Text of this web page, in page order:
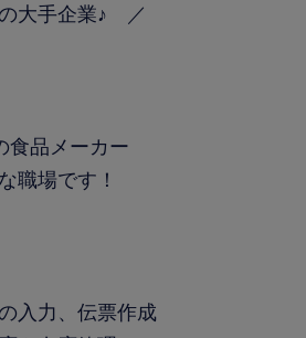
大手企業♪ ／
食品メーカー
職場です！
入力、伝票作成